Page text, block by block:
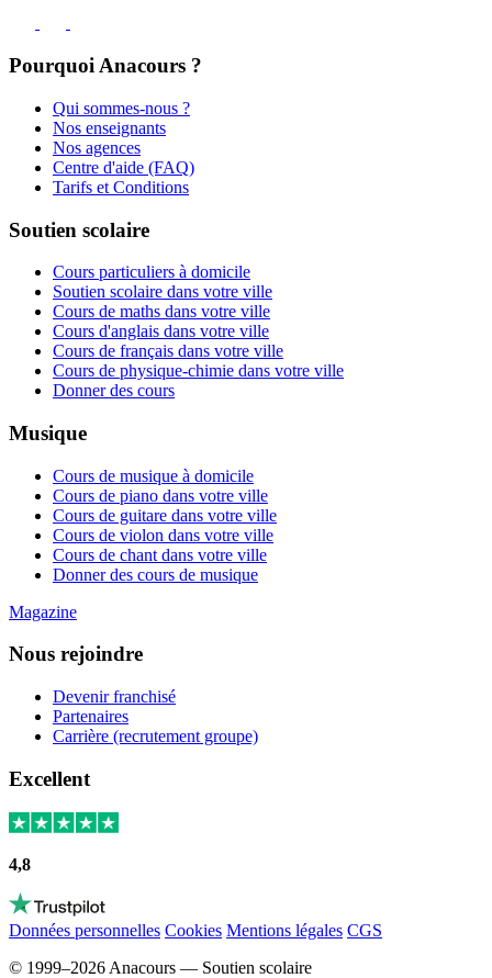
Pourquoi Anacours ?
Qui sommes-nous ?
Nos enseignants
Nos agences
Centre d'aide (FAQ)
Tarifs et Conditions
Soutien scolaire
Cours particuliers à domicile
Soutien scolaire dans votre ville
Cours de maths dans votre ville
Cours d'anglais dans votre ville
Cours de français dans votre ville
Cours de physique-chimie dans votre ville
Donner des cours
Musique
Cours de musique à domicile
Cours de piano dans votre ville
Cours de guitare dans votre ville
Cours de violon dans votre ville
Cours de chant dans votre ville
Donner des cours de musique
Magazine
Nous rejoindre
Devenir franchisé
Partenaires
Carrière (recrutement groupe)
Excellent
4,8
Données personnelles Cookies Mentions légales CGS
© 1999–2026 Anacours — Soutien scolaire